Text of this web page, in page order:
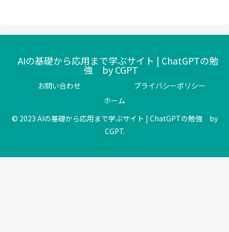
AIの基礎から応用まで学ぶサイト | ChatGPTの勉
強 by CGPT
お問い合わせ
プライバシーポリシー
ホーム
© 2023 AIの基礎から応用まで学ぶサイト | ChatGPTの勉強 by
CGPT.